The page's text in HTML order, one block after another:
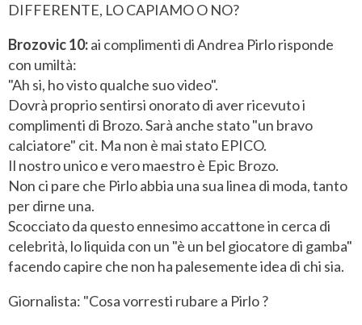
DIFFERENTE, LO CAPIAMO O NO?
Brozovic 10:ai complimenti di Andrea Pirlo risponde
con umiltà:
"Ah si, ho visto qualche suo video".
Dovrà proprio sentirsi onorato di aver ricevuto i
complimenti di Brozo. Sarà anche stato "un bravo
calciatore" cit. Ma non è mai stato EPICO.
Il nostro unico e vero maestro è Epic Brozo.
Non ci pare che Pirlo abbia una sua linea di moda, tanto
per dirne una.
Scocciato da questo ennesimo accattone in cerca di
celebrità, lo liquida con un "è un bel giocatore di gamba"
facendo capire che non ha palesemente idea di chi sia.
Giornalista: "Cosa vorresti rubare a Pirlo ?